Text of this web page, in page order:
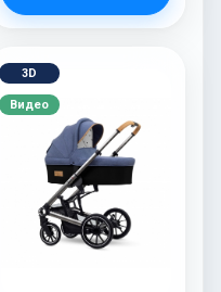
3D
Видео